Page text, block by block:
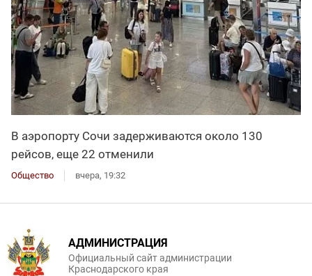
В аэропорту Сочи задерживаются около 130
рейсов, еще 22 отменили
Общество вчера, 19:32
АДМИНИСТРАЦИЯ
Официальный сайт администрации
Краснодарского края